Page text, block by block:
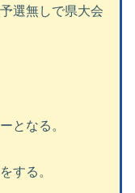
選無しで県大会
となる。
する。